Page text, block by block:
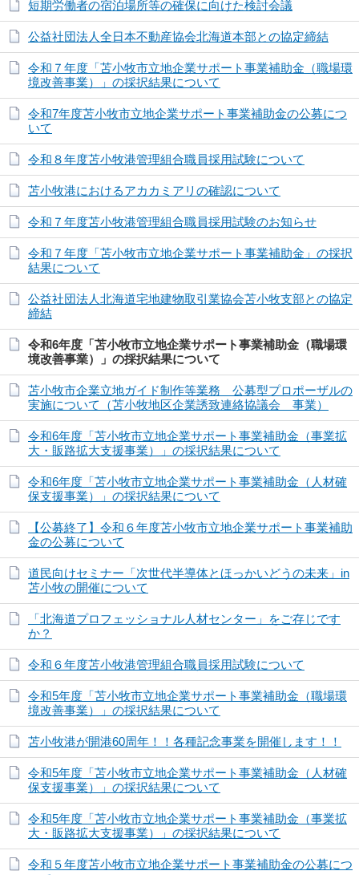
短期労働者の宿泊場所等の確保に向けた検討会議
公益社団法人全日本不動産協会北海道本部との協定締結
令和７年度「苫小牧市立地企業サポート事業補助金（職場環
境改善事業）」の採択結果について
令和7年度苫小牧市立地企業サポート事業補助金の公募につ
いて
令和８年度苫小牧港管理組合職員採用試験について
苫小牧港におけるアカカミアリの確認について
令和７年度苫小牧港管理組合職員採用試験のお知らせ
令和７年度「苫小牧市立地企業サポート事業補助金」の採択
結果について
公益社団法人北海道宅地建物取引業協会苫小牧支部との協定
締結
令和6年度「苫小牧市立地企業サポート事業補助金（職場環
境改善事業）」の採択結果について
苫小牧市企業立地ガイド制作等業務 公募型プロポーザルの
実施について（苫小牧地区企業誘致連絡協議会 事業）
令和6年度「苫小牧市立地企業サポート事業補助金（事業拡
大・販路拡大支援事業）」の採択結果について
令和6年度「苫小牧市立地企業サポート事業補助金（人材確
保支援事業）」の採択結果について
【公募終了】令和６年度苫小牧市立地企業サポート事業補助
金の公募について
道民向けセミナー「次世代半導体とほっかいどうの未来」in
苫小牧の開催について
「北海道プロフェッショナル人材センター」をご存じです
か？
令和６年度苫小牧港管理組合職員採用試験について
令和5年度「苫小牧市立地企業サポート事業補助金（職場環
境改善事業）」の採択結果について
苫小牧港が開港60周年！！各種記念事業を開催します！！
令和5年度「苫小牧市立地企業サポート事業補助金（人材確
保支援事業）」の採択結果について
令和5年度「苫小牧市立地企業サポート事業補助金（事業拡
大・販路拡大支援事業）」の採択結果について
令和５年度苫小牧市立地企業サポート事業補助金の公募につ